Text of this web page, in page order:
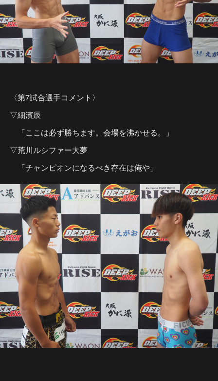
〈第7試合選手コメント〉
▽細濱辰
「ここは必ず勝ちます。会場を沸かせる。」
▽荒川ルシファー大夢
「チャンピオンになるべき存在は俺や」